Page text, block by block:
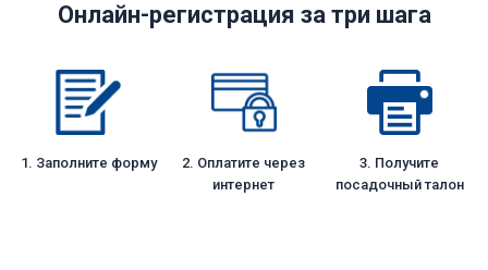
Онлайн-регистрация за три шага
1. Заполните форму
2. Оплатите через
интернет
3. Получите
посадочный талон